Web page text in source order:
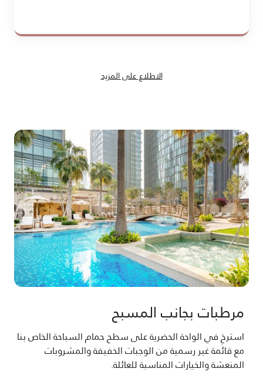
الاطلاع على المزيد
مرطبات بجانب المسبح
استرخِ في الواحة الحضرية على سطح حمام السباحة الخاص بنا
مع قائمة غير رسمية من الوجبات الخفيفة والمشروبات
المنعشة والخيارات المناسبة للعائلة.